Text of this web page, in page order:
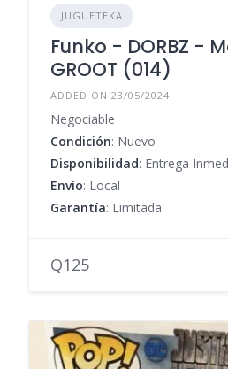
JUGUETEKA
Funko - DORBZ -
GROOT (014)
ADDED ON 23/05/2024
Negociable
Condición: Nuevo
Disponibilidad: Entrega
Envío: Local
Garantía: Limitada
Q125